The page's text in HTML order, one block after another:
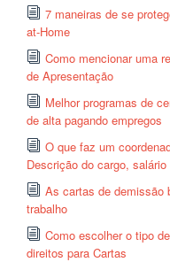
7 maneiras de se
at-Home
Como mencionar uma
de Apresentação
Melhor programas de
de alta pagando empregos
O que faz um
Descrição do cargo,
As cartas de demissão
trabalho
Como escolher o tipo
direitos para Cartas